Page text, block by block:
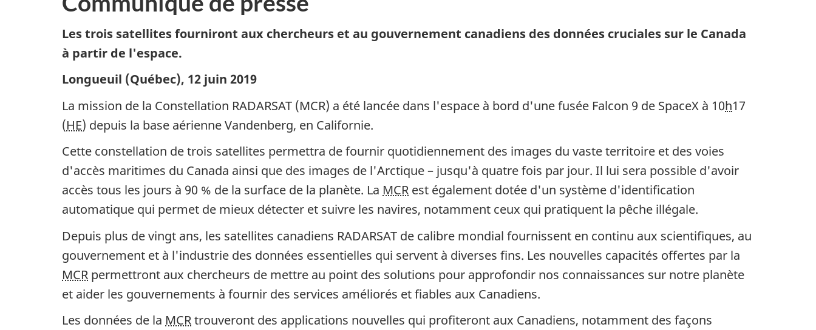
Les trois satellites fourniront aux chercheurs et au gouvernement canadiens des données cruciales sur le Canada
à partir de l'espace.
Longueuil (Québec), 12 juin 2019
La mission de la Constellation RADARSAT (MCR) a été lancée dans l'espace à bord d'une fusée Falcon 9 de SpaceX à 10h17
(HE) depuis la base aérienne Vandenberg, en Californie.
Cette constellation de trois satellites permettra de fournir quotidiennement des images du vaste territoire et des voies
d'accès maritimes du Canada ainsi que des images de l'Arctique – jusqu'à quatre fois par jour. Il lui sera possible d'avoir
accès tous les jours à 90 % de la surface de la planète. La MCR est également dotée d'un système d'identification
automatique qui permet de mieux détecter et suivre les navires, notamment ceux qui pratiquent la pêche illégale.
Depuis plus de vingt ans, les satellites canadiens RADARSAT de calibre mondial fournissent en continu aux scientifiques, au
gouvernement et à l'industrie des données essentielles qui servent à diverses fins. Les nouvelles capacités offertes par la
MCR permettront aux chercheurs de mettre au point des solutions pour approfondir nos connaissances sur notre planète
et aider les gouvernements à fournir des services améliorés et fiables aux Canadiens.
Les données de la MCRtrouveront des applications nouvelles qui profiteront aux Canadiens, notamment des façons